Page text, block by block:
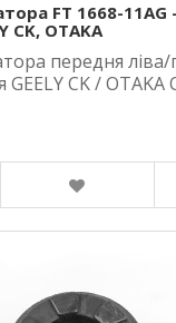
FT 1668-11AG
CK, OTAKA
передня ліва/
GEELY CK /